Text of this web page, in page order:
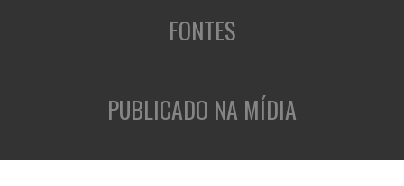
FONTES
PUBLICADO NA MÍDIA